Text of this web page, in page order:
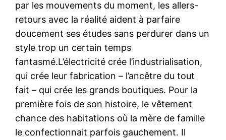
par les mouvements du moment, les allers-
retours avec la réalité aident à parfaire
doucement ses études sans perdurer dans un
style trop un certain temps
fantasmé.L’électricité crée l’industrialisation,
qui crée leur fabrication – l’ancêtre du tout
fait – qui crée les grands boutiques. Pour la
première fois de son histoire, le vêtement
chance des habitations où la mère de famille
le confectionnait parfois gauchement. Il